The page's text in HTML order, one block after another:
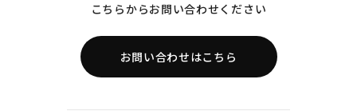
こちらからお問い合わせください
お問い合わせはこちら